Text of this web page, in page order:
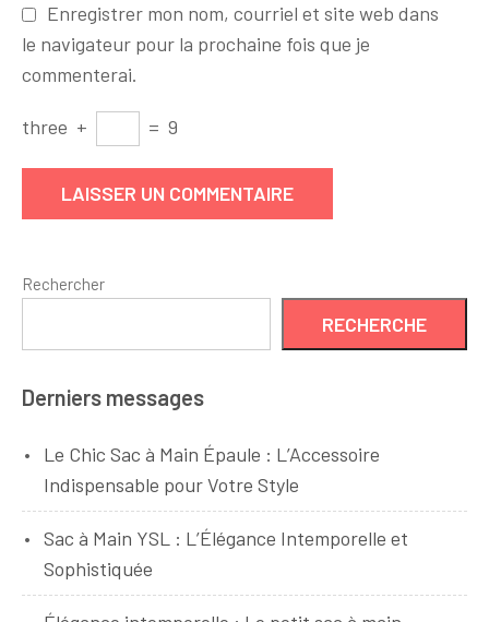
Enregistrer mon nom, courriel et site web dans
le navigateur pour la prochaine fois que je
commenterai.
three + = 9
Rechercher
RECHERCHE
Derniers messages
Le Chic Sac à Main Épaule : L’Accessoire
Indispensable pour Votre Style
Sac à Main YSL : L’Élégance Intemporelle et
Sophistiquée